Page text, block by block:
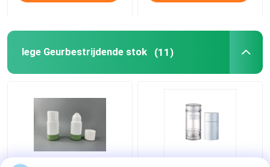
lege Geurbestrijdende stok (11)